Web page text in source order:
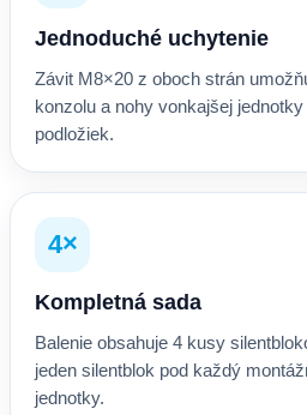
Jednoduché uchytenie
Závit M8×20 z oboch strán
konzolu a nohy vonkajšej
podložiek.
4×
Kompletná sada
Balenie obsahuje 4 kusy
jeden silentblok pod každý
jednotky.